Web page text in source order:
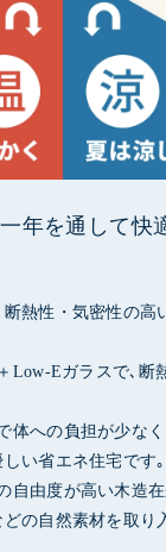
年を通して快
熱性・気密性の高
Low-Eガラスで､断
体への負担が少な
い省エネ住宅です｡
自由度が高い木造
の自然素材を取り